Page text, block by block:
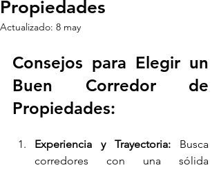
Propiedades
Actualizado: 8 may
Consejos para Elegir un
Buen Corredor de
Propiedades:
Experiencia y Trayectoria: Busca
corredores con una sólida